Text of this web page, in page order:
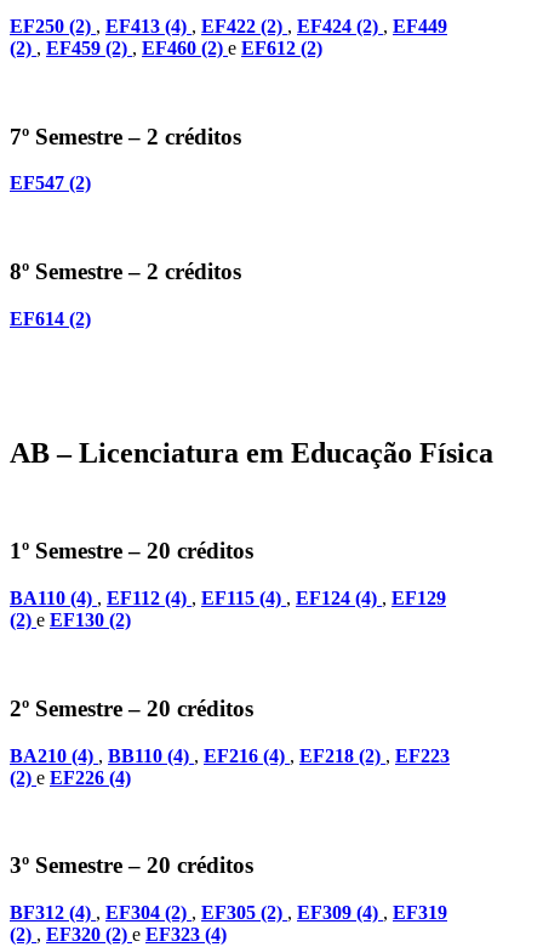
EF250 (2) , EF413 (4) , EF422 (2) , EF424 (2) , EF449
(2) , EF459 (2) , EF460 (2) e EF612 (2)
7º Semestre – 2 créditos
EF547 (2)
8º Semestre – 2 créditos
EF614 (2)
AB – Licenciatura em Educação Física
1º Semestre – 20 créditos
BA110 (4) , EF112 (4) , EF115 (4) , EF124 (4) , EF129
(2) e EF130 (2)
2º Semestre – 20 créditos
BA210 (4) , BB110 (4) , EF216 (4) , EF218 (2) , EF223
(2) e EF226 (4)
3º Semestre – 20 créditos
BF312 (4) , EF304 (2) , EF305 (2) , EF309 (4) , EF319
(2) , EF320 (2) e EF323 (4)